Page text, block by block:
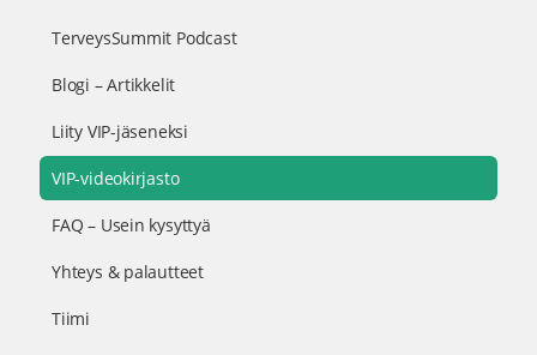
TerveysSummit Podcast
Blogi – Artikkelit
Liity VIP-jäseneksi
VIP-videokirjasto
FAQ – Usein kysyttyä
Yhteys & palautteet
Tiimi